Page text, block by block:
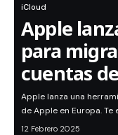
iCloud
Apple
para
cuentas
Apple lanza una
de Apple en Europa.
12 Febrero 2025